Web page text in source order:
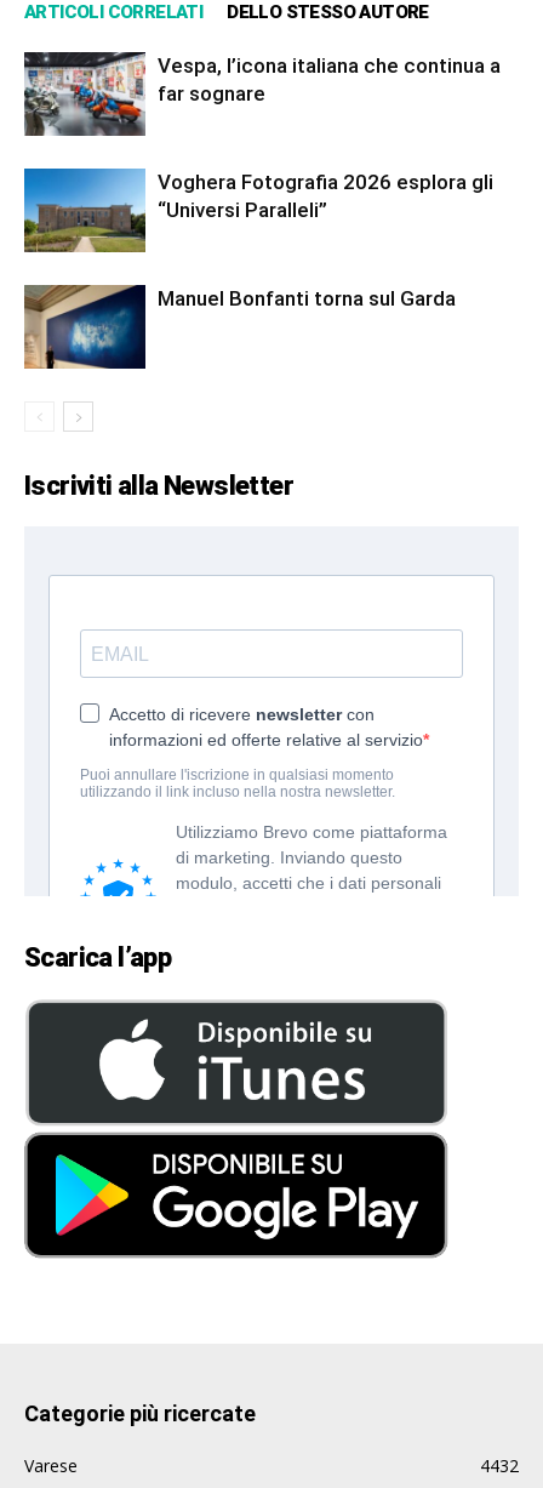
ARTICOLI CORRELATI DELLO STESSO AUTORE
Vespa, l’icona italiana che continua a
far sognare
Voghera Fotografia 2026 esplora gli
“Universi Paralleli”
Manuel Bonfanti torna sul Garda
Iscriviti alla Newsletter
Scarica l’app
Categorie più ricercate
Varese
4432